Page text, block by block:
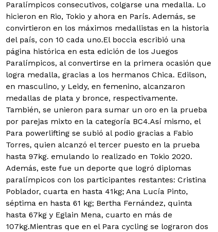
Paralímpicos consecutivos, colgarse una medalla. Lo
hicieron en Rio, Tokio y ahora en París. Además, se
convirtieron en los máximos medallistas en la historia
del país, con 10 cada uno.El boccia escribió una
página histórica en esta edición de los Juegos
Paralímpicos, al convertirse en la primera ocasión que
logra medalla, gracias a los hermanos Chica. Edilson,
en masculino, y Leidy, en femenino, alcanzaron
medallas de plata y bronce, respectivamente.
También, se unieron para sumar un oro en la prueba
por parejas mixto en la categoría BC4.Así mismo, el
Para powerlifting se subió al podio gracias a Fabio
Torres, quien alcanzó el tercer puesto en la prueba
hasta 97kg. emulando lo realizado en Tokio 2020.
Además, este fue un deporte que logró diplomas
paralímpicos con los participantes restantes: Cristina
Poblador, cuarta en hasta 41kg; Ana Lucía Pinto,
séptima en hasta 61 kg; Bertha Fernández, quinta
hasta 67kg y Eglain Mena, cuarto en más de
107kg.Mientras que en el Para cycling se lograron dos